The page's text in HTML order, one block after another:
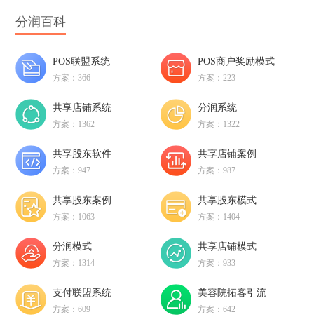
分润百科
POS联盟系统
方案：366
POS商户奖励模式
方案：223
共享店铺系统
方案：1362
分润系统
方案：1322
共享股东软件
方案：947
共享店铺案例
方案：987
共享股东案例
方案：1063
共享股东模式
方案：1404
分润模式
方案：1314
共享店铺模式
方案：933
支付联盟系统
方案：609
美容院拓客引流
方案：642